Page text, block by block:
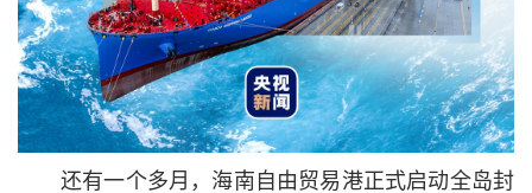
还有一个多月，海南自由贸易港正式启动全岛封